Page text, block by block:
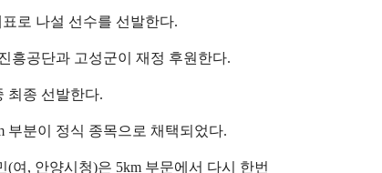
로 나설 선수를 선발한다.
흥공단과 고성군이 재정 후원한다.
최종 선발한다.
부분이 정식 종목으로 채택되었다.
(여 , 안양시청)은 5km 부문에서 다시 한번